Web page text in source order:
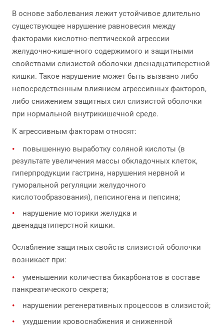
В основе заболевания лежит устойчивое длительно
существующее нарушение равновесия между
факторами кислотно-пептической агрессии
желудочно-кишечного содержимого и защитными
свойствами слизистой оболочки двенадцатиперстной
кишки. Такое нарушение может быть вызвано либо
непосредственным влиянием агрессивных факторов,
либо снижением защитных сил слизистой оболочки
при нормальной внутрикишечной среде.
К агрессивным факторам относят:
повышенную выработку соляной кислоты (в
результате увеличения массы обкладочных клеток,
гиперпродукции гастрина, нарушения нервной и
гуморальной регуляции желудочного
кислотообразования), пепсиногена и пепсина;
нарушение моторики желудка и
двенадцатиперстной кишки.
Ослабление защитных свойств слизистой оболочки
возникает при:
уменьшении количества бикарбонатов в составе
панкреатического секрета;
нарушении регенеративных процессов в слизистой;
ухудшении кровоснабжения и сниженной